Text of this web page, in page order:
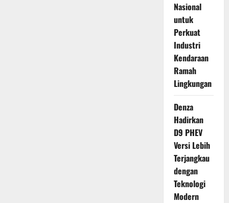
Nasional
untuk
Perkuat
Industri
Kendaraan
Ramah
Lingkungan
Denza
Hadirkan
D9 PHEV
Versi Lebih
Terjangkau
dengan
Teknologi
Modern